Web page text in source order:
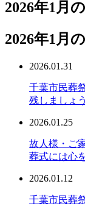
2026年1月
2026年1月
2026.01.31
千葉市民葬
残しましょう
2026.01.25
故人様・ご
葬式には心
2026.01.12
千葉市民葬